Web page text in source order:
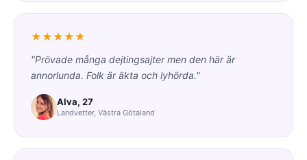
★★★★★
"Prövade många dejtingsajter men den här är
annorlunda. Folk är äkta och lyhörda."
Alva, 27
Landvetter, Västra Götaland